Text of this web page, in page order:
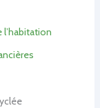
l’habitation